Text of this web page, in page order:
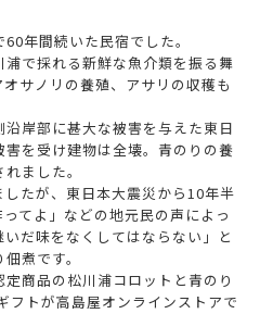
年間続いた民宿でした。
で採れる新鮮な魚介類を振る舞
サノリの養殖、アサリの収穫も
岸部に甚大な被害を与えた東日
を受け建物は全壊。青のりの養
ました。
たが、東日本大震災から10年半
てよ」などの地元民の声によっ
だ味をなくしてはならない」と
煮です。
商品の松川浦コロットと青のり
フトが高島屋オンラインストアで